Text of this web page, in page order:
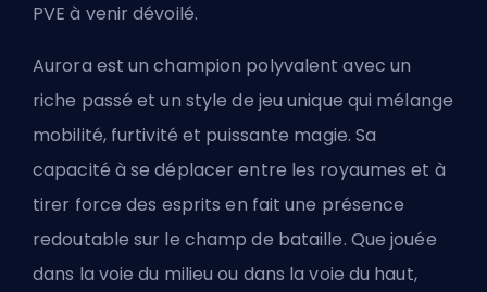
PVE à venir dévoilé.
Aurora est un champion polyvalent avec un
riche passé et un style de jeu unique qui mélange
mobilité, furtivité et puissante magie. Sa
capacité à se déplacer entre les royaumes et à
tirer force des esprits en fait une présence
redoutable sur le champ de bataille. Que jouée
dans la voie du milieu ou dans lavoie du haut,